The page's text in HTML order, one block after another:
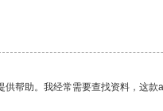
帮助。我经常需要查找资料，这款